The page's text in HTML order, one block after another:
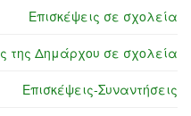
Επισκέψεις σε σχολεία
της Δημάρχου σε σχολεία
Επισκέψεις-Συναντήσεις